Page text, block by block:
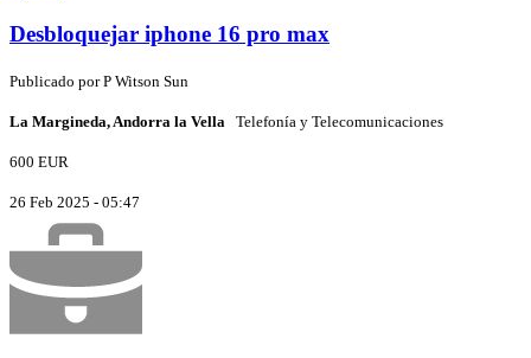
Desbloquejar iphone 16 pro max
Publicado porP Witson Sun
La Margineda, Andorra la Vella Telefonía y Telecomunicaciones
600 EUR
26 Feb 2025 - 05:47